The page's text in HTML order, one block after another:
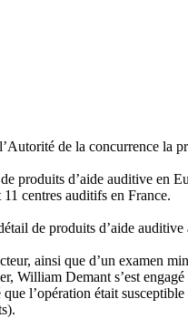
de la concurrence la
produits d’aide auditive en
centres auditifs en France.
de produits d’aide
ainsi que d’un examen
William Demant s’est
l’opération était